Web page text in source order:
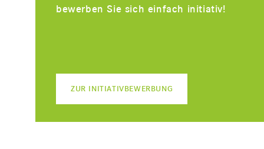
bewerben Sie sich einfach initiativ!
ZUR INITIATIVBEWERBUNG